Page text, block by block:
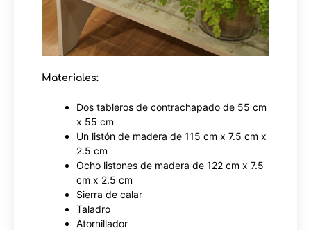
Materiales:
Dos tableros de contrachapado de 55 cm
x 55 cm
Un listón de madera de 115 cm x 7.5 cm x
2.5 cm
Ocho listones de madera de 122 cm x 7.5
cm x 2.5 cm
Sierra de calar
Taladro
Atornillador